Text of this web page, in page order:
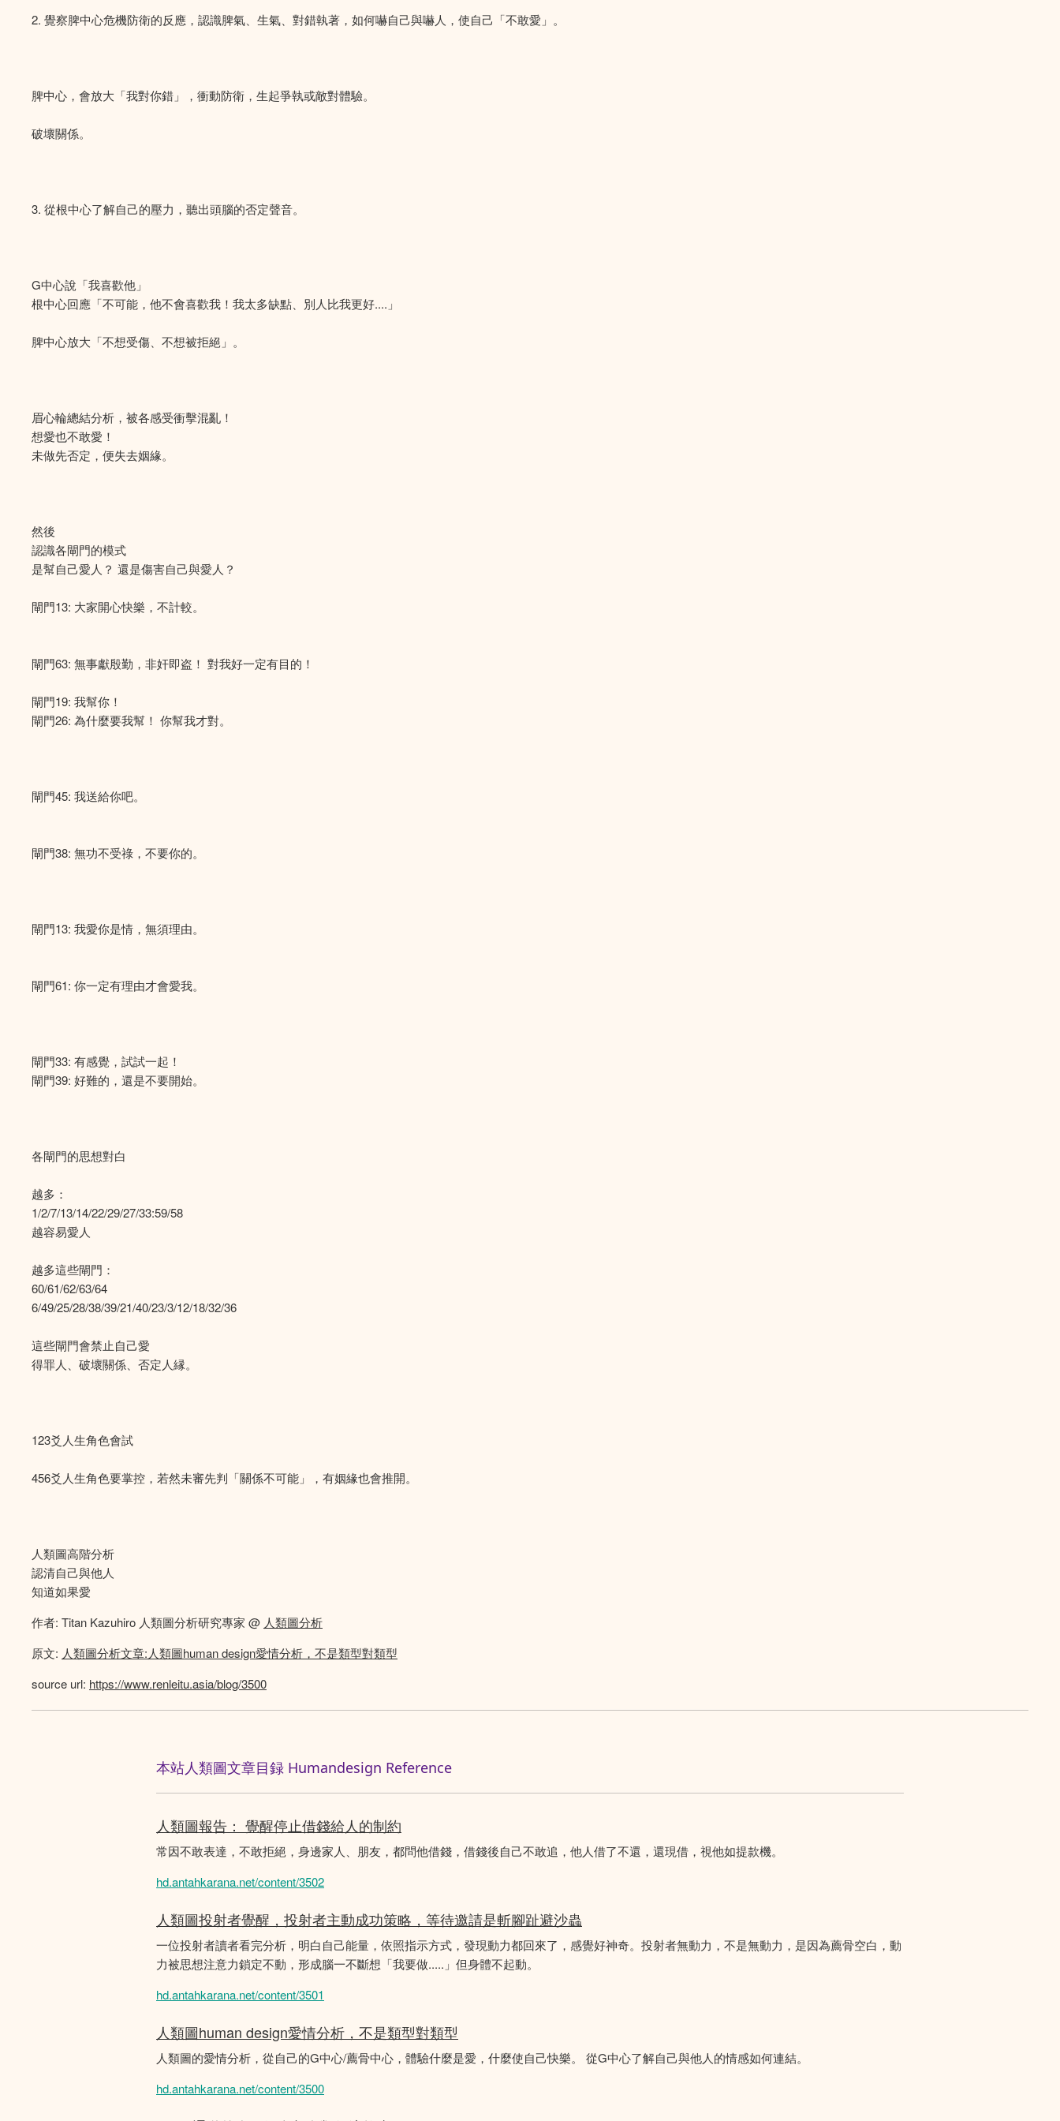
2. 覺察脾中心危機防衛的反應，認識脾氣、生氣、對錯執著，如何嚇自己與嚇人，使自己「不敢愛」。
脾中心，會放大「我對你錯」，衝動防衛，生起爭執或敵對體驗。
破壞關係。
3. 從根中心了解自己的壓力，聽出頭腦的否定聲音。
G中心說「我喜歡他」
根中心回應「不可能，他不會喜歡我！我太多缺點、別人比我更好....」
脾中心放大「不想受傷、不想被拒絕」。
眉心輪總結分析，被各感受衝擊混亂！
想愛也不敢愛！
未做先否定，便失去姻緣。
然後
認識各閘門的模式
是幫自己愛人？ 還是傷害自己與愛人？
閘門13: 大家開心快樂，不計較。
閘門63: 無事獻殷勤，非奸即盗！ 對我好一定有目的！
閘門19: 我幫你！
閘門26: 為什麼要我幫！ 你幫我才對。
閘門45: 我送給你吧。
閘門38: 無功不受祿，不要你的。
閘門13: 我愛你是情，無須理由。
閘門61: 你一定有理由才會愛我。
閘門33: 有感覺，試試一起！
閘門39: 好難的，還是不要開始。
各閘門的思想對白
越多：
1/2/7/13/14/22/29/27/33:59/58
越容易愛人
越多這些閘門：
60/61/62/63/64
6/49/25/28/38/39/21/40/23/3/12/18/32/36
這些閘門會禁止自己愛
得罪人、破壞關係、否定人縁。
123爻人生角色會試
456爻人生角色要掌控，若然未審先判「關係不可能」，有姻緣也會推開。
人類圖高階分析
認清自己與他人
知道如果愛
作者: Titan Kazuhiro 人類圖分析研究專家 @ 人類圖分析
原文: 人類圖分析文章:人類圖human design愛情分析，不是類型對類型
source url: https://www.renleitu.asia/blog/3500
本站人類圖文章目録 Humandesign Reference
人類圖報告： 覺醒停止借錢給人的制約
常因不敢表達，不敢拒絕，身邊家人、朋友，都問他借錢，借錢後自己不敢追，他人借了不還，還現借，視他如提款機。
hd.antahkarana.net/content/3502
人類圖投射者覺醒，投射者主動成功策略，等待邀請是斬腳趾避沙蟲
一位投射者讀者看完分析，明白自己能量，依照指示方式，發現動力都回來了，感覺好神奇。投射者無動力，不是無動力，是因為薦骨空白，動
力被思想注意力鎖定不動，形成腦一不斷想「我要做.....」但身體不起動。
hd.antahkarana.net/content/3501
人類圖human design愛情分析，不是類型對類型
人類圖的愛情分析，從自己的G中心/薦骨中心，體驗什麼是愛，什麼使自己快樂。 從G中心了解自己與他人的情感如何連結。
hd.antahkarana.net/content/3500